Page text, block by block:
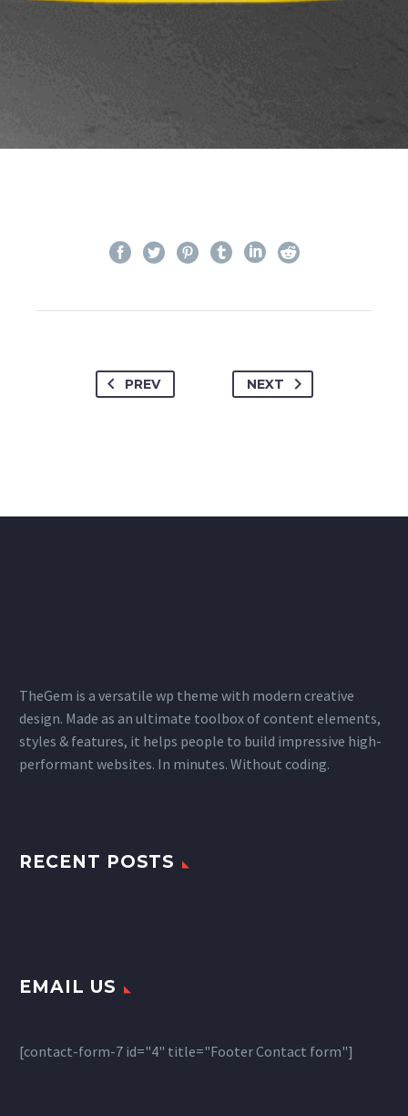
PREV NEXT
TheGem is a versatile wp theme with modern creative
design. Made as an ultimate toolbox of content elements,
styles & features, it helps people to build impressive high-
performant websites. In minutes. Without coding.
RECENT POSTS
EMAIL US
[contact-form-7 id="4" title="Footer Contact form"]